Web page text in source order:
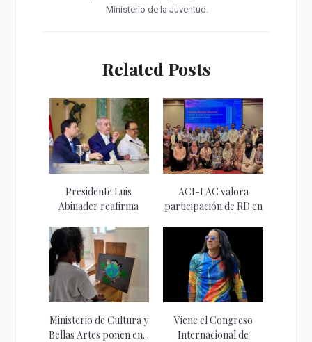
Ministerio de la Juventud.
Related Posts
Presidente Luis
Abinader reafirma
ACI-LAC valora
participación de RD en
Ministerio de Cultura y
Bellas Artes ponen en...
Viene el Congreso
Internacional de